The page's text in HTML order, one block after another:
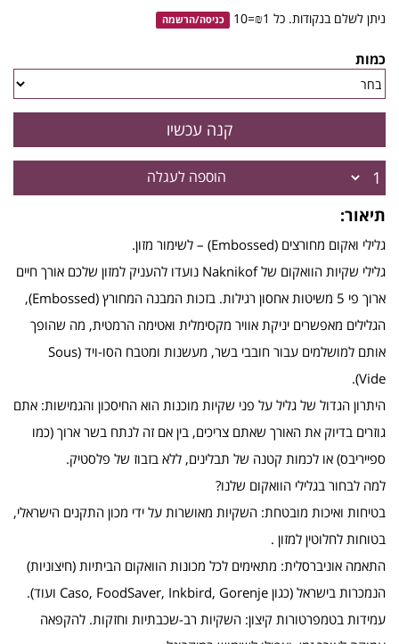
ניתן לשלם בנקודות. כל ₪1=10 כניסה/הרשמה
כמות
הוספה לעגלה
תיאור:
גלילי ואקום מחורצים (Embossed) – לשימור מזון.
​גלילי שקיות הוואקום של Naknikof נועדו להעניק למזון שלכם אורך חיים
ארוך פי 5 משיטות אחסון רגילות. בזכות המבנה המחורץ (Embossed),
הגלילים מאפשרים יניקת אוויר מקסימלית ואטימה הרמטית, מה שהופך
אותם למושלמים עבור חובבי בשר, מעשנות ומטבח הסו-ויד (Sous
Vide).
​היתרון הגדול של גליל על פני שקיות מוכנות הוא החיסכון והגמישות: אתם
גוזרים בדיוק את האורך שאתם צריכים, בין אם זה לנתח בשר ארוך (כמו
ספייריבס) או לכמות קטנה של תבלינים, ללא בזבוז של פלסטיק.
​למה לבחור בגלילי הוואקום שלנו?
​בטיחות ואיכות מובטחת: השקיות מאושרות על ידי מכון התקנים הישראלי,
בטוחות לחלוטין למזון .
​התאמה אוניברסלית: מתאימים לכל מכונות הוואקום הביתיות (חיצוניות)
הנמכרות בישראל (כגון Caso, FoodSaver, Inkbird, Gorenje ועוד).
​עמידות בטמפרטורות קיצון: השקיות רב-שכבתיות וחזקות. להקפאה